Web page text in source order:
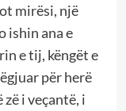
mirësi, një
ishin ana e
e tij, këngët e
për herë
i veçantë, i